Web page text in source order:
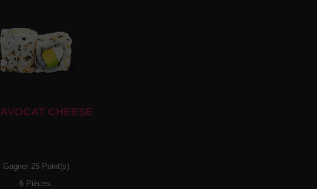
AVOCAT CHEESE
Gagner 25 Point(s)
6 Pièces.